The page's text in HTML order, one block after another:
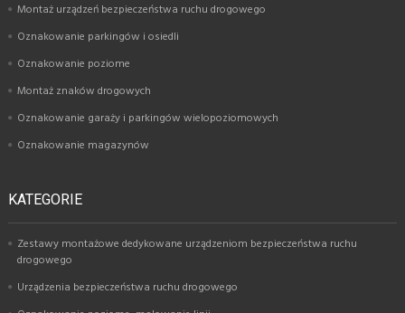
Montaż urządzeń bezpieczeństwa ruchu drogowego
Oznakowanie parkingów i osiedli
Oznakowanie poziome
Montaż znaków drogowych
Oznakowanie garaży i parkingów wielopoziomowych
Oznakowanie magazynów
KATEGORIE
Zestawy montażowe dedykowane urządzeniom bezpieczeństwa ruchu
drogowego
Urządzenia bezpieczeństwa ruchu drogowego